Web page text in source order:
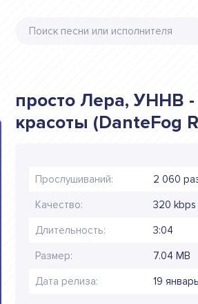
просто Лера, УННВ -
красоты (DanteFog
Прослушиваний: 2 060
Качество: 320 kbps
Длительность: 3:04
Размер: 7.04 MB
Дата релиза: 19